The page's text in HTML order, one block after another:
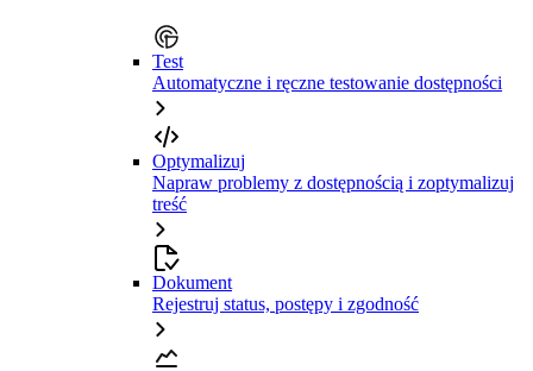
Test
Automatyczne i ręczne testowanie dostępności
Optymalizuj
Napraw problemy z dostępnością i zoptymalizuj
treść
Dokument
Rejestruj status, postępy i zgodność